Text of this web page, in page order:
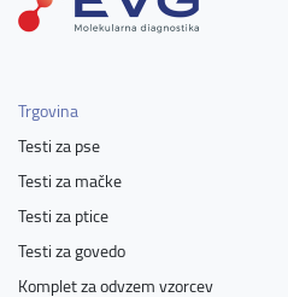
Trgovina
Testi za pse
Testi za mačke
Testi za ptice
Testi za govedo
Komplet za odvzem vzorcev